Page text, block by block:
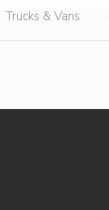
Trucks & Vans